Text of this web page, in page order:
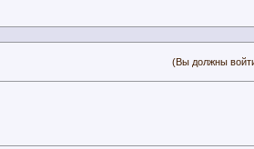
(Вы должны